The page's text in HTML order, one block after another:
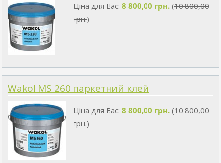
Ціна для Вас: 8 800,00 грн.(10 800,00
грн.)
Wakol MS 260 паркетний клей
Ціна для Вас: 8 800,00 грн.(10 800,00
грн.)